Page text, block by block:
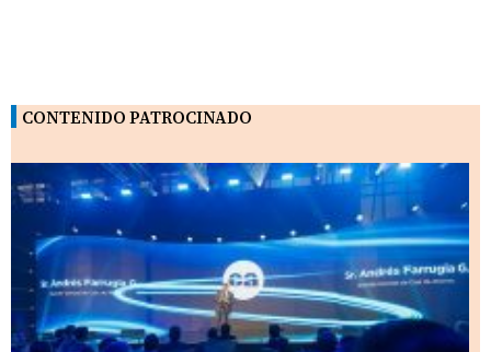
CONTENIDO PATROCINADO